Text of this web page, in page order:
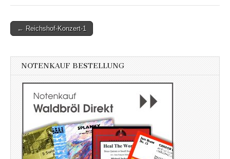
Post
← Reichshof-Konzert-1
NOTENKAUF BESTELLUNG